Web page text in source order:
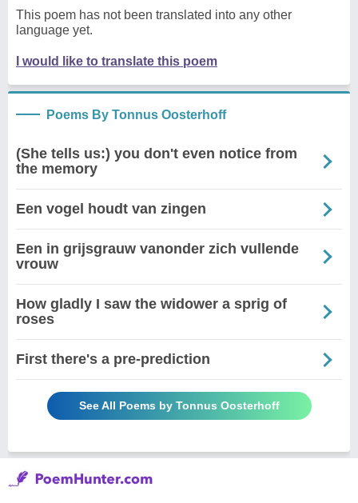
This poem has not been translated into any other
language yet.
I would like to translate this poem
Poems By Tonnus Oosterhoff
(She tells us:) you don't even notice from
the memory
Een vogel houdt van zingen
Een in grijsgrauw vanonder zich vullende
vrouw
How gladly I saw the widower a sprig of
roses
First there's a pre-prediction
See All Poems by Tonnus Oosterhoff